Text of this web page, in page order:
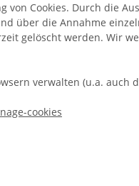
von Cookies. Durch die
über die Annahme
gelöscht werden. Wir
verwalten (u.a. auch
cookies